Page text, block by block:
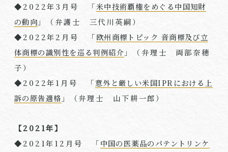
◆2022年3 月号 「米中技術覇権をめぐる中国知財
の動向 」（弁護士 三代川英嗣）
◆2022年2 月号 「欧州商標トピック 音商標及び立
体商標の識別性を巡る判例紹介 」（弁理⼠ 両部奈穂
子）
◆2022年1 月号 「意外と厳しい米国IPRにおける上
訴の原告適格 」（弁理⼠ 山下耕一郎）
【2021年】
◆2021年12 月号 「中国の医薬品のパテントリンケ